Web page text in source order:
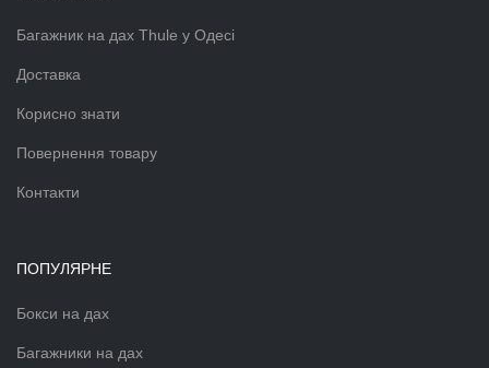
Багажник на дах Thule у Одесі
Доставка
Корисно знати
Повернення товару
Контакти
ПОПУЛЯРНЕ
Бокси на дах
Багажники на дах